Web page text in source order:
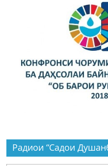
Радиои “Садои